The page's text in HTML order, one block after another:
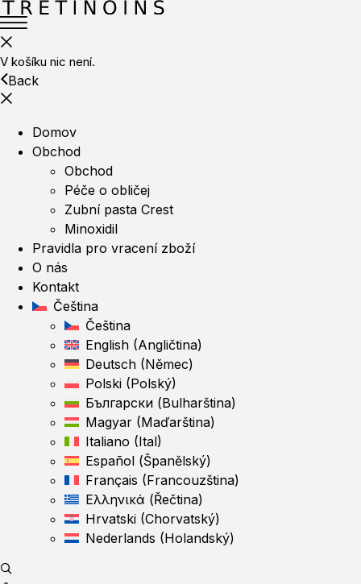
V košíku nic není.
Back
Domov
Obchod
Obchod
Péče o obličej
Zubní pasta Crest
Minoxidil
Pravidla pro vracení zboží
O nás
Kontakt
Čeština
Čeština
English (Angličtina)
Deutsch (Němec)
Polski (Polský)
Български (Bulharština)
Magyar (Maďarština)
Italiano (Ital)
Español (Španělský)
Français (Francouzština)
Ελληνικά (Řečtina)
Hrvatski (Chorvatský)
Nederlands (Holandský)